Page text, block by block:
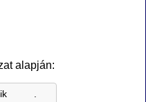
alapján: